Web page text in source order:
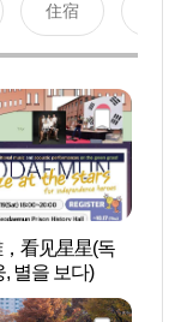
住宿
看见星星(독
, 별을 보다)